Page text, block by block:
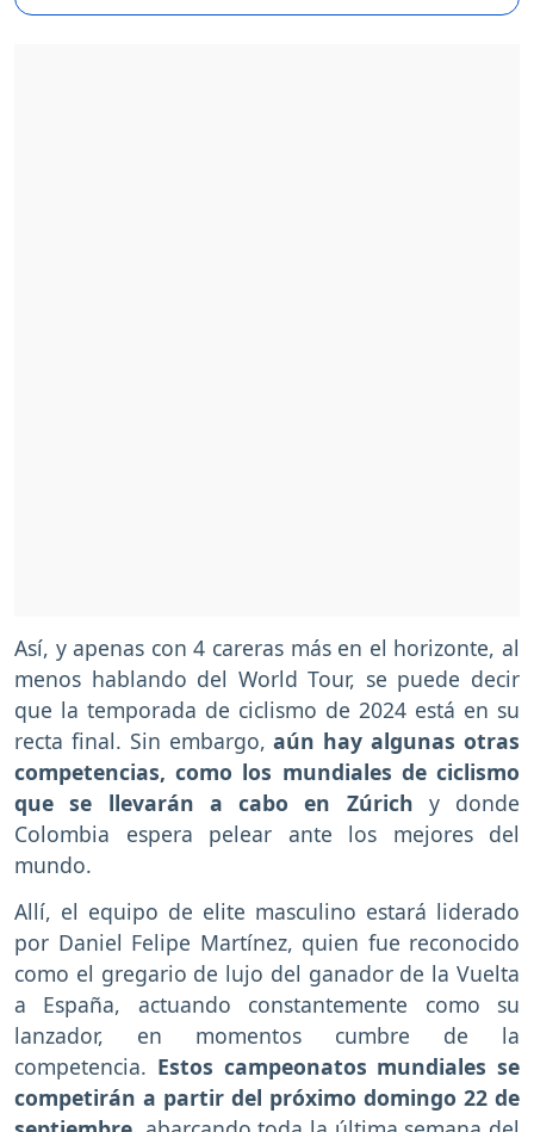
Así, y apenas con 4 careras más en el horizonte, al
menos hablando del World Tour, se puede decir
que la temporada de ciclismo de 2024 está en su
recta final. Sin embargo,aún hay algunas otras
competencias, como los mundiales de ciclismo
que se llevarán a cabo en Zúrich y donde
Colombia espera pelear ante los mejores del
mundo.
Allí, el equipo de elite masculino estará liderado
por Daniel Felipe Martínez, quien fue reconocido
como el gregario de lujo del ganador de la Vuelta
a España, actuando constantemente como su
lanzador, en momentos cumbre de la
competencia. Estos campeonatos mundiales se
competirán a partir del próximo domingo 22 de